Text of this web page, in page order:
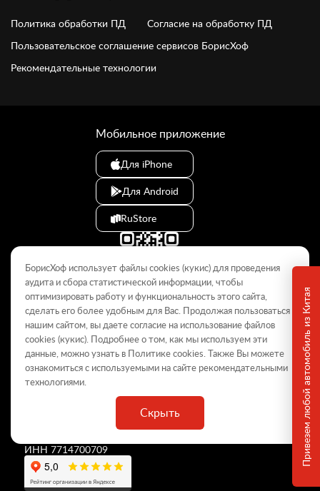
Привезем любой автомобиль из Китая
Политика обработки ПД
Согласие на обработку ПД
Пользовательское соглашение сервисов БорисХоф
Рекомендательные технологии
© 2009–2026
Данный интернет-сайт носит информационный характер и не
является публичной офертой, определяемой положениями Статьи
437 ГК РФ. Для получения подробной информации обращайтесь в
дилерские центры.
БорисХоф Холдинг»
ИНН 7714700709
Мобильное приложение
Для iPhone
Для Android
RuStore
БорисХоф использует файлы cookies (кукиc) для проведения
аудита и сбора статистической информации, чтобы
оптимизировать работу и функциональность этого сайта,
сделать его более удобным для Вас. Продолжая пользоваться
нашим сайтом, вы даете согласие на использование файлов
cookies (кукиc). Подробнее о том, как мы используем эти
данные, можно узнать в Политикеcookies. Также Вы можете
ознакомиться с используемыми на сайте рекомендательными
технологиями.
Скрыть